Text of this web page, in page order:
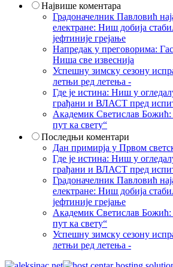
Највише коментара
Градоначелник Павловић
електране: Ниш добија
јефтиније грејање
Напредак у преговорима:
Ниша све извеснија
Успешну зимску сезону
летњи ред летења -
Где је истина: Ниш у
грађани и ВЛАСТ пред
Академик Светислав
пут ка свету“
Последњи коментари
Дан примирја у Првом
Где је истина: Ниш у
грађани и ВЛАСТ пред
Градоначелник Павловић
електране: Ниш добија
јефтиније грејање
Академик Светислав
пут ка свету“
Успешну зимску сезону
летњи ред летења -